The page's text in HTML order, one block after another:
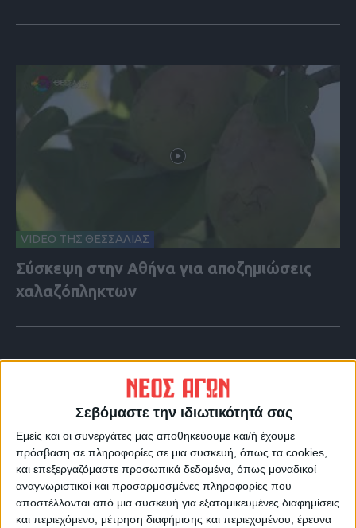
Σεβόμαστε την ιδιωτικότητά σας
Εμείς και οι συνεργάτες μας αποθηκεύουμε και/ή έχουμε
πρόσβαση σε πληροφορίες σε μια συσκευή, όπως τα cookies,
και επεξεργαζόμαστε προσωπικά δεδομένα, όπως μοναδικοί
αναγνωριστικοί και προσαρμοσμένες πληροφορίες που
αποστέλλονται από μια συσκευή για εξατομικευμένες διαφημίσεις
και περιεχόμενο, μέτρηση διαφήμισης και περιεχομένου, έρευνα
VIDEO ΤΗΣ ΘΕΣΣΑΛΙΑΣ
Σύσκεψη στην Αθήνα για αποζημιώσεις
χαλαζόπληκτων